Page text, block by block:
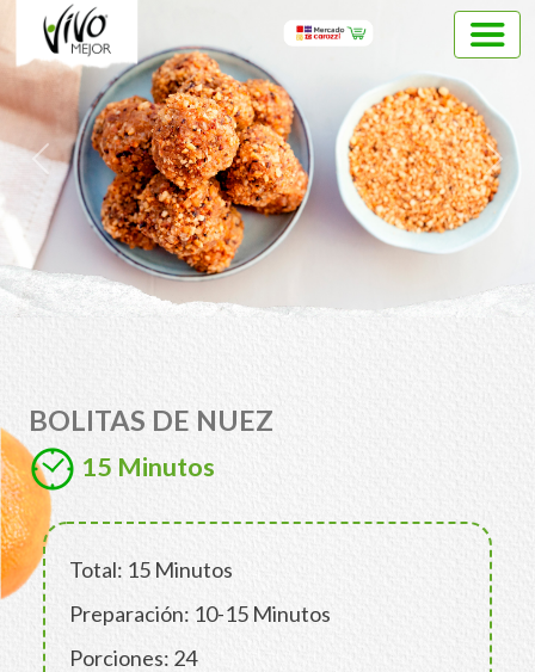
Previous Next
BOLITAS DE NUEZ
15 Minutos
Total: 15 Minutos
Preparación: 10-15 Minutos
Porciones: 24